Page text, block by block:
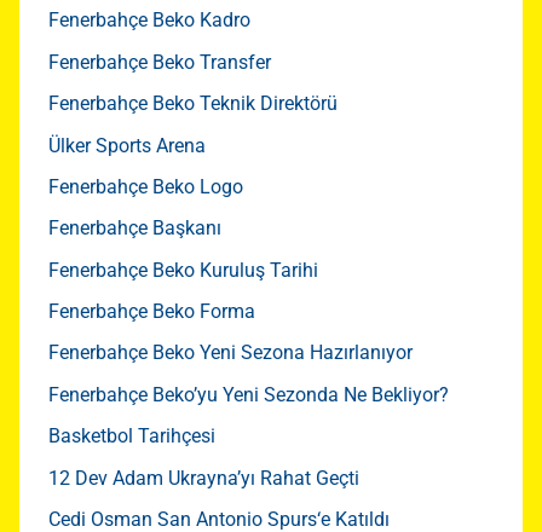
Fenerbahçe Beko Kadro
Fenerbahçe Beko Transfer
Fenerbahçe Beko Teknik Direktörü
Ülker Sports Arena
Fenerbahçe Beko Logo
Fenerbahçe Başkanı
Fenerbahçe Beko Kuruluş Tarihi
Fenerbahçe Beko Forma
Fenerbahçe Beko Yeni Sezona Hazırlanıyor
Fenerbahçe Beko’yu Yeni Sezonda Ne Bekliyor?
Basketbol Tarihçesi
12 Dev Adam Ukrayna’yı Rahat Geçti
Cedi Osman San Antonio Spurs‘e Katıldı